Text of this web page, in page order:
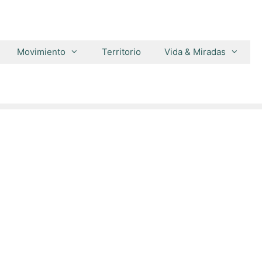
Movimiento Territorio Vida & Miradas